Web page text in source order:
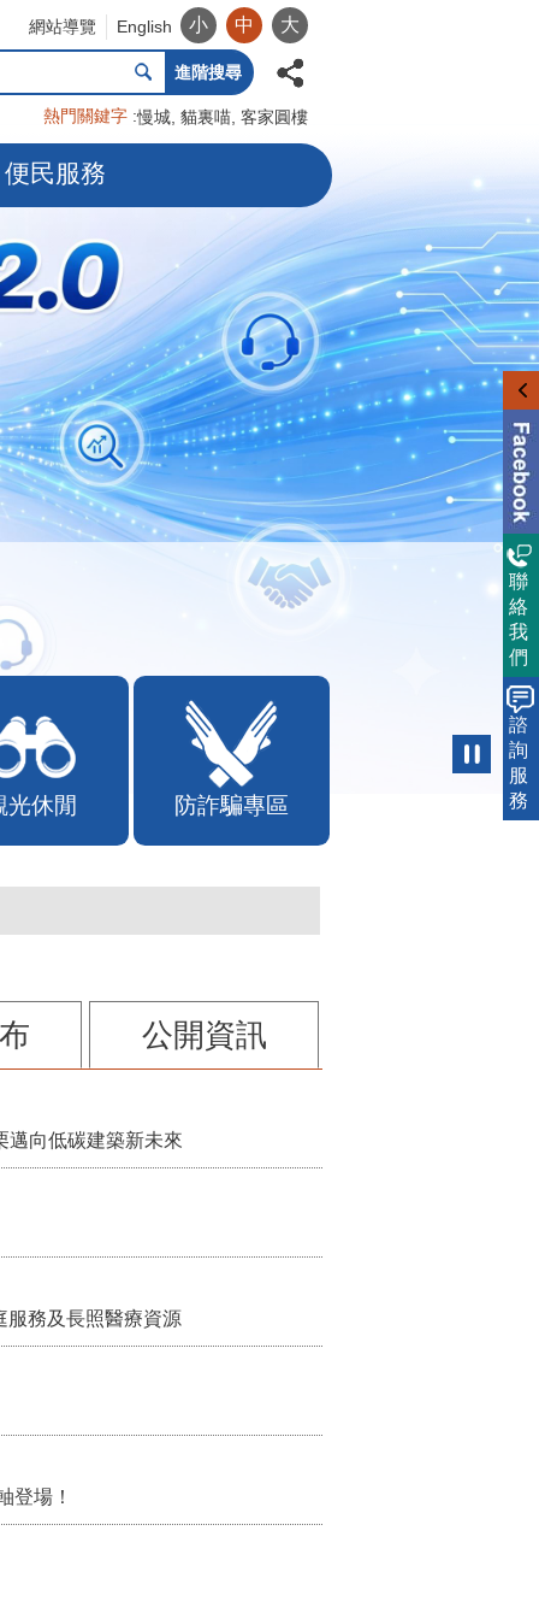
網站導覽 English 小 中 大
進階搜尋
熱門關鍵字 慢城 貓裏喵 客家圓樓
便民服務
光休閒 防詐騙專區
公開資訊
向低碳建築新未來
服務及長照醫療資源
登場！
聯
絡
我
們
諮
詢
服
務